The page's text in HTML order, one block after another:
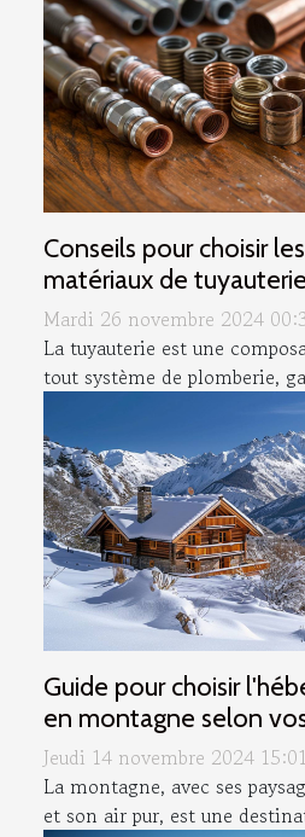
Conseils pour choisir
matériaux de tuyauterie
Mardi 26 novembre 2024
La tuyauterie est une
tout système de plomberie,
Guide pour choisir
en montagne selon
Jeudi 14 novembre 2024 15:01
La montagne, avec ses
et son air pur, est une